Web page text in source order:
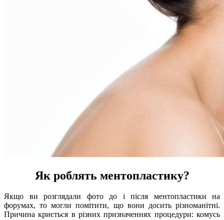
Як роблять ментопластику?
Якщо ви розглядали фото до і після ментопластики на
форумах, то могли помітити, що вони досить різноманітні.
Причина криється в різних призначеннях процедури: комусь